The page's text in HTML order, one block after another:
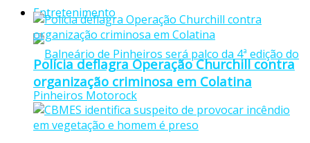
Entretenimento
Polícia deflagra Operação Churchill contra
organização criminosa em Colatina